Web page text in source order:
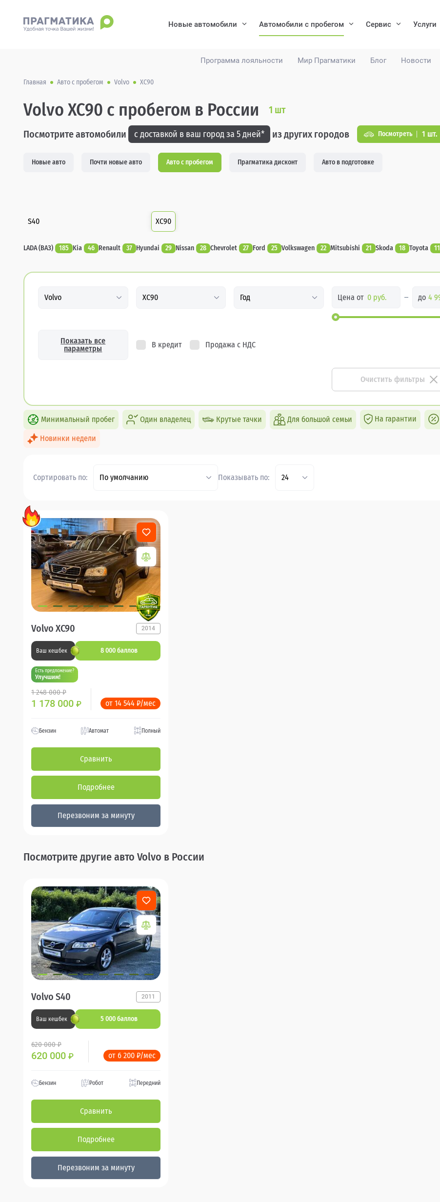
Программа лояльности Мир Прагматики Блог Новости
Новые автомобили Автомобили с пробегом Сервис Услуги
Главная Авто с пробегом Volvo XC90
Volvo XC90 с пробегом в России 1 шт
Посмотрите автомобили с доставкой в ваш город за 5 дней* из других городов Посмотреть 1 шт.
Новые авто Почти новые авто Авто с пробегом Прагматика дисконт Авто в подготовке
S40 XC90
LADA (ВАЗ) 185 Kia 46 Renault 37 Hyundai 29 Nissan 28 Chevrolet 27 Ford 25 Volkswagen 22 Mitsubishi 21 Skoda 18 Toyota 11
Volvo XC90 Год Цена от до
Показать все
параметры
В кредит Продажа с НДС
Очистить фильтры
Минимальный пробег Один владелец Крутые тачки Для большой семьи На гарантии
Новинки недели
Сортировать по: По умолчанию Показывать по: 24
Volvo XC90 2014
Ваш кешбек 8 000 баллов
Есть предложение?
Улучшим!
1 248 000 ₽
1 178 000 ₽ от 14 544 ₽/мес
Бензин Автомат Полный
Сравнить
Подробнее
Перезвоним за минуту
Посмотрите другие авто Volvo в России
Volvo S40 2011
Ваш кешбек 5 000 баллов
620 000 ₽
620 000 ₽ от 6 200 ₽/мес
Бензин Робот Передний
Сравнить
Подробнее
Перезвоним за минуту